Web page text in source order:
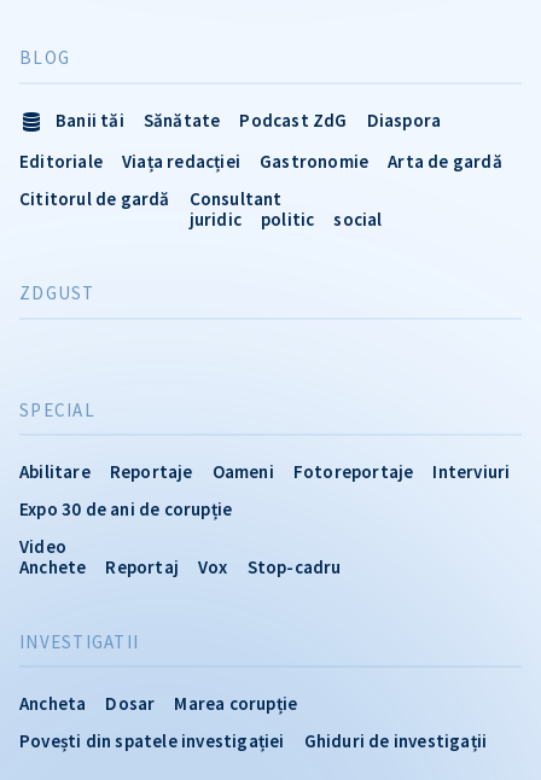
INVESTIGATII
Ancheta Dosar
Marea corupție
Povești din spatele investigației
Ghiduri de investigații
SPECIAL
Abilitare Reportaje Oameni Fotoreportaje
Interviuri
Expo 30 de ani de corupție
Video
Anchete
Reportaj Vox Stop-cadru
BLOG
Banii tăi Sănătate Podcast ZdG
Diaspora
Editoriale
Viața redacției Gastronomie
Arta de gardă
Cititorul de gardă
Consultant
juridic
politic social
ZDGUST